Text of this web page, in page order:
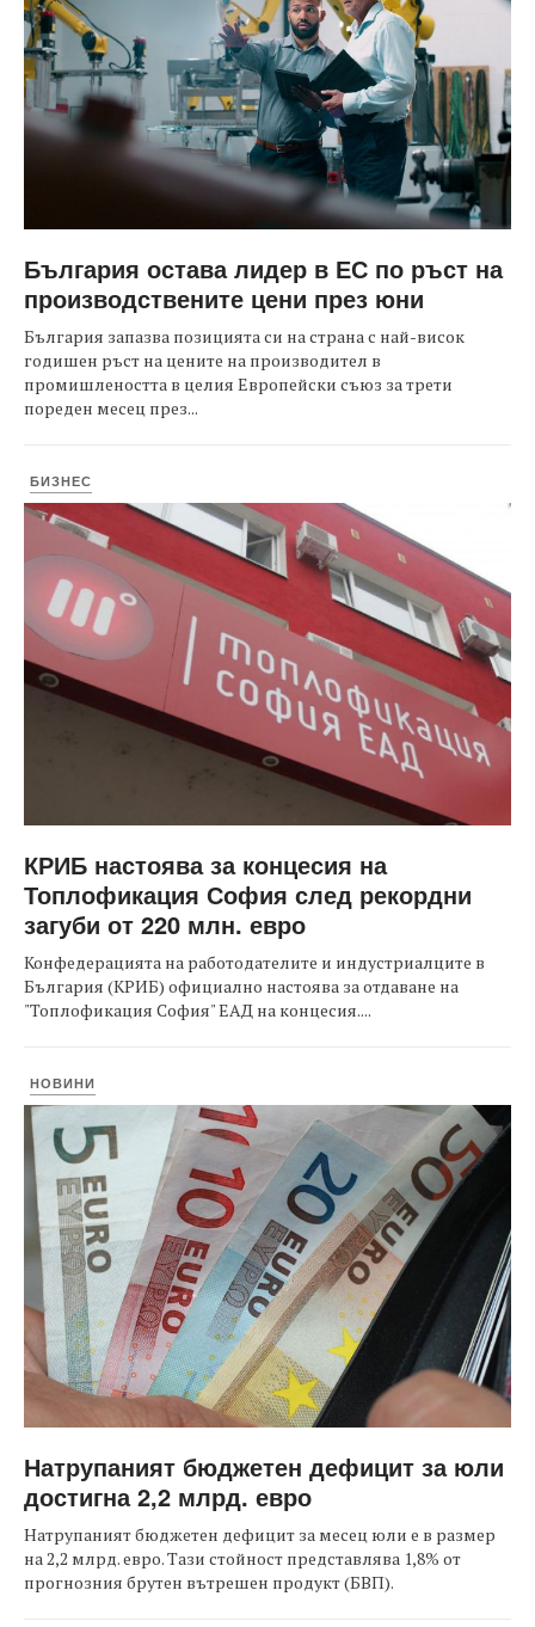
България остава лидер в ЕС по ръст на
производствените цени през юни
България запазва позицията си на страна с най-висок
годишен ръст на цените на производител в
промишлеността в целия Европейски съюз за трети
пореден месец през...
БИЗНЕС
КРИБ настоява за концесия на
Топлофикация София след рекордни
загуби от 220 млн. евро
Конфедерацията на работодателите и индустриалците в
България (КРИБ) официално настоява за отдаване на
"Топлофикация София" ЕАД на концесия....
НОВИНИ
Натрупаният бюджетен дефицит за юли
достигна 2,2 млрд. евро
Натрупаният бюджетен дефицит за месец юли е в размер
на 2,2 млрд. евро. Тази стойност представлява 1,8% от
прогнозния брутен вътрешен продукт (БВП).